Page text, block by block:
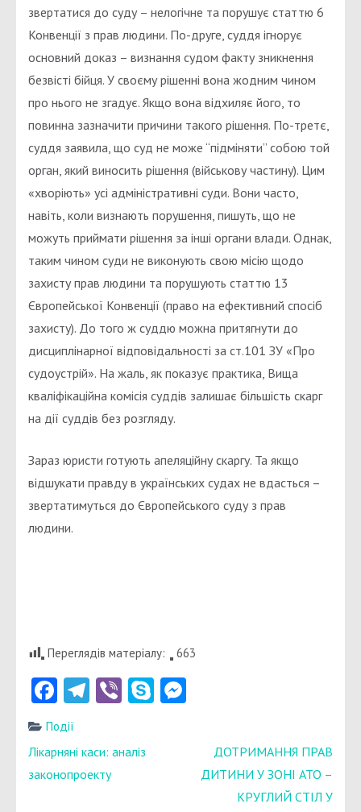
звертатися до суду – нелогічне та порушує статтю 6
Конвенції з прав людини. По-друге, суддя ігнорує
основний доказ – визнання судом факту зникнення
безвісті бійця. У своєму рішенні вона жодним чином
про нього не згадує. Якщо вона відхиляє його, то
повинна зазначити причини такого рішення. По-третє,
суддя заявила, що суд не може “підміняти” собою той
орган, який виносить рішення (військову частину). Цим
«хворіють» усі адміністративні суди. Вони часто,
навіть, коли визнають порушення, пишуть, що не
можуть приймати рішення за інші органи влади. Однак,
таким чином суди не виконують свою місію щодо
захисту прав людини та порушують статтю 13
Європейської Конвенції (право на ефективний спосіб
захисту). До того ж суддю можна притягнути до
дисциплінарної відповідальності за ст.101 ЗУ «Про
судоустрій». На жаль, як показує практика, Вища
кваліфікаційна комісія суддів залишає більшість скарг
на дії суддів без розгляду.
Зараз юристи готують апеляційну скаргу. Та якщо
відшукати правду в українських судах не вдасться –
звертатимуться до Європейського суду з прав
людини.
Переглядів матеріалу: 663
Facebook
Telegram
ViberSkype
Події
Навігація
записів
Лікарняні каси: аналіз
законопроекту
ДОТРИМАННЯ ПРАВ
ДИТИНИ У ЗОНІ АТО –
КРУГЛИЙ СТІЛ У